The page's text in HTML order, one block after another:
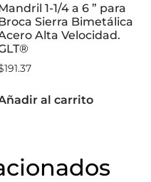
1-1/4 a 6 ” para
Sierra Bimetálica
Alta Velocidad.
191.37
al carrito